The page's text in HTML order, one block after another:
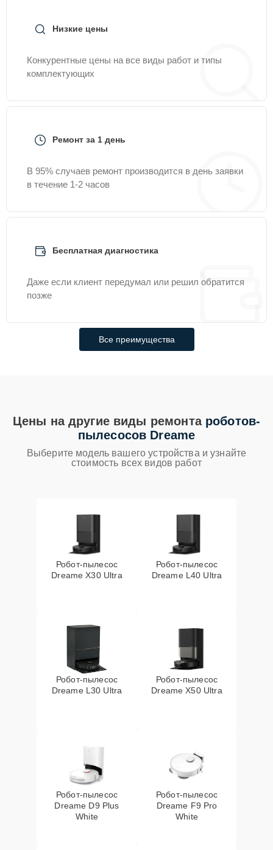
Низкие цены
Конкурентные цены на все виды работ и типы
комплектующих
Ремонт за 1 день
В 95% случаев ремонт производится в день заявки
в течение 1-2 часов
Бесплатная диагностика
Даже если клиент передумал или решил обратится
позже
Все преимущества
Цены на другие виды ремонта роботов-
пылесосов Dreame
Выберите модель вашего устройства и узнайте
стоимость всех видов работ
Робот-пылесос
Dreame X30 Ultra
Робот-пылесос
Dreame L40 Ultra
Робот-пылесос
Dreame L30 Ultra
Робот-пылесос
Dreame X50 Ultra
Робот-пылесос
Dreame D9 Plus
White
Робот-пылесос
Dreame F9 Pro
White